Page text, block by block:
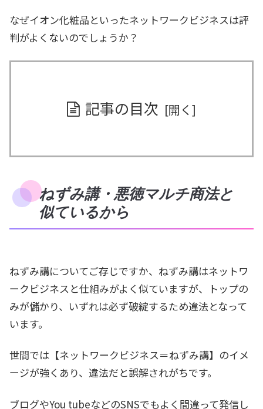
なぜイオン化粧品といったネットワークビジネスは評
判がよくないのでしょうか？
記事の目次
ねずみ講・悪徳マルチ商法と
似ているから
ねずみ講についてご存じですか、ねずみ講はネットワ
ークビジネスと仕組みがよく似ていますが、トップの
みが儲かり、いずれは必ず破綻するため違法となって
います。
世間では【ネットワークビジネス＝ねずみ講】のイメ
ージが強くあり、違法だと誤解されがちです。
ブログやYou tubeなどのSNSでもよく間違って発信し